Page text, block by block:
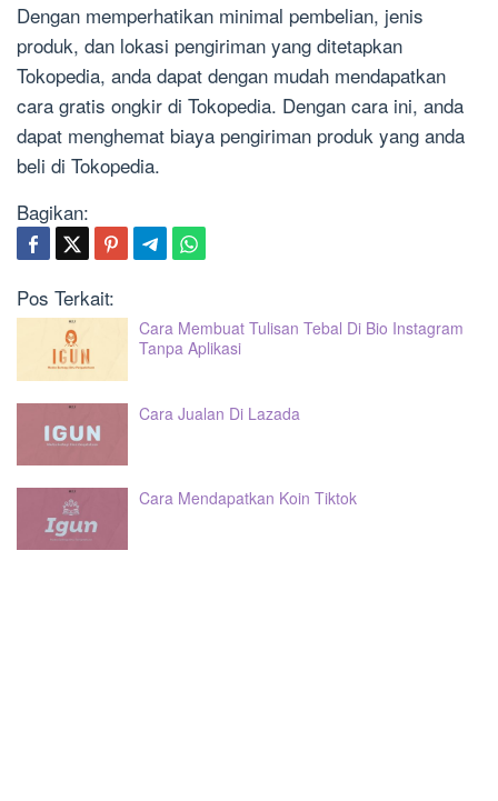
Dengan memperhatikan minimal pembelian, jenis
produk, dan lokasi pengiriman yang ditetapkan
Tokopedia, anda dapat dengan mudah mendapatkan
cara gratis ongkir di Tokopedia. Dengan cara ini, anda
dapat menghemat biaya pengiriman produk yang anda
beli di Tokopedia.
Bagikan:
Pos Terkait:
Cara Membuat Tulisan Tebal Di Bio Instagram
Tanpa Aplikasi
Cara Jualan Di Lazada
Cara Mendapatkan Koin Tiktok